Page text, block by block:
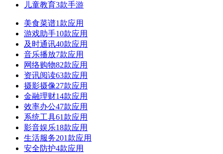
儿童教育3款手游
美食菜谱1款应用
游戏助手10款应用
及时通讯40款应用
音乐播放7款应用
网络购物82款应用
资讯阅读63款应用
摄影摄像27款应用
金融理财14款应用
效率办公47款应用
系统工具61款应用
影音娱乐18款应用
生活服务201款应用
安全防护4款应用